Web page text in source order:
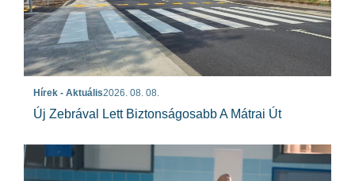
Hírek - Aktuális2026. 08. 08.
Új Zebrával Lett Biztonságosabb A Mátrai Út